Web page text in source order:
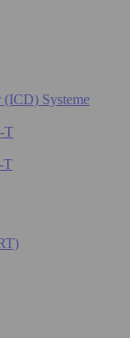
(ICD) Systeme
T
T